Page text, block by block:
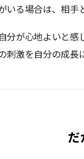
いる場合は、相手
分が心地よいと感
刺激を自分の成長
だ